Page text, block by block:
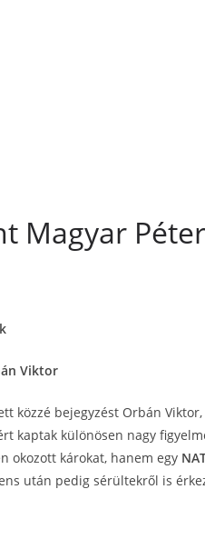
Magyar
Viktor
közzé bejegyzést Orbán
kaptak különösen nagy
okozott károkat, hanem egy
után pedig sérültekről is